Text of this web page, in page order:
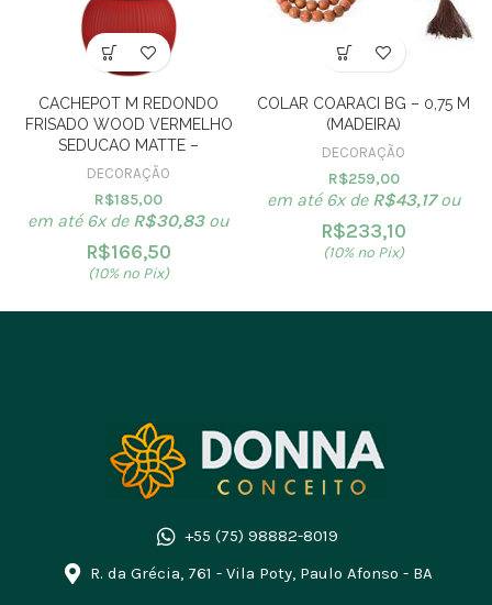
CACHEPOT M REDONDO
FRISADO WOOD VERMELHO
SEDUCAO MATTE –
DECORAÇÃO
R$185,00
em até 6x de R$30,83ou
R$166,50
(10% no Pix)
COLAR COARACI BG – 0,75 M
(MADEIRA)
DECORAÇÃO
R$259,00
em até 6x de R$43,17ou
R$233,10
(10% no Pix)
+55 (75) 98882-8019
R. da Grécia, 761 - Vila Poty, Paulo Afonso - BA